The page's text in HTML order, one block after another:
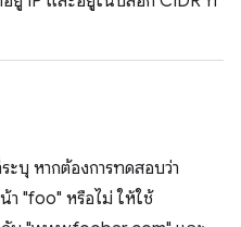
ะบุ หากต้องการทดสอบว่า
า "foo" หรือไม่ ให้ใช้